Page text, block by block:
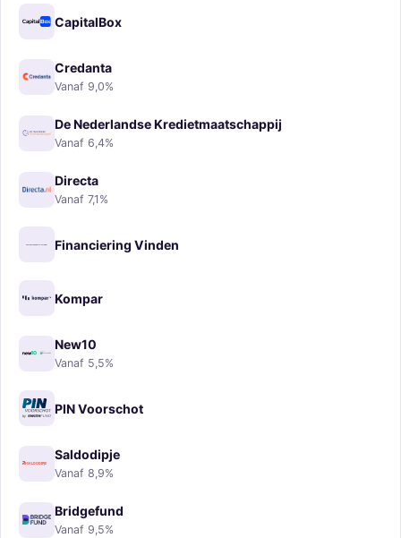
CapitalBox
Credanta
Vanaf 9,0%
De Nederlandse Kredietmaatschappij
Vanaf 6,4%
Directa
Vanaf 7,1%
Financiering Vinden
Kompar
New10
Vanaf 5,5%
PIN Voorschot
Saldodipje
Vanaf 8,9%
Bridgefund
Vanaf 9,5%